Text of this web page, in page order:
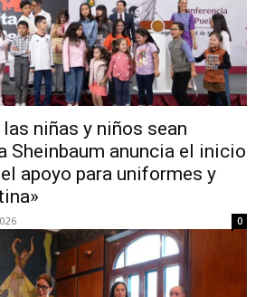
niñas y niños sean
Sheinbaum anuncia el inicio
apoyo para uniformes y
0